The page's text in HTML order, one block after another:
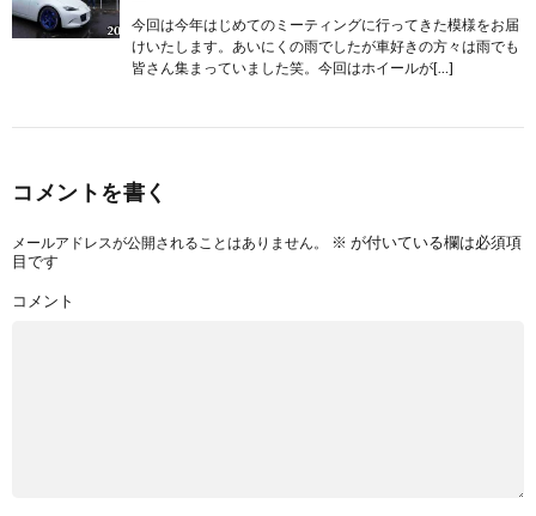
今回は今年はじめてのミーティングに行ってきた模様をお届
けいたします。あいにくの雨でしたが車好きの方々は雨でも
皆さん集まっていました笑。今回はホイールが[…]
コメントを書く
メールアドレスが公開されることはありません。 ※ が付いている欄は必須項
目です
コメント